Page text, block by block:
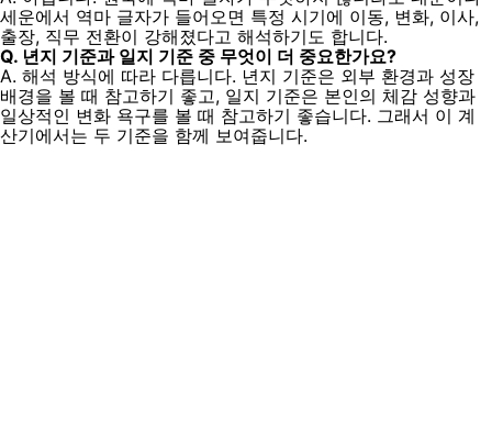
세운에서 역마 글자가 들어오면 특정 시기에 이동, 변화, 이사,
출장, 직무 전환이 강해졌다고 해석하기도 합니다.
Q. 년지 기준과 일지 기준 중 무엇이 더 중요한가요?
A. 해석 방식에 따라 다릅니다. 년지 기준은 외부 환경과 성장
배경을 볼 때 참고하기 좋고, 일지 기준은 본인의 체감 성향과
일상적인 변화 욕구를 볼 때 참고하기 좋습니다. 그래서 이 계
산기에서는 두 기준을 함께 보여줍니다.